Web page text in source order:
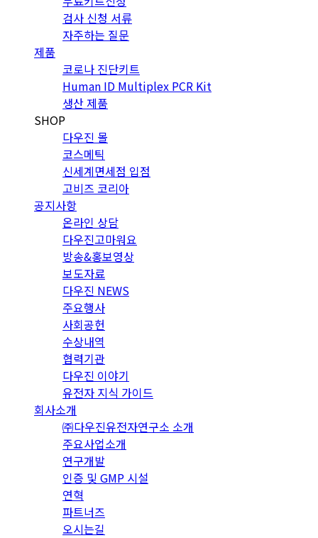
검사 신청 서류
자주하는 질문
제품
코로나 진단키트
Human ID Multiplex PCR Kit
생산 제품
SHOP
다우진 몰
코스메틱
신세계면세점 입점
고비즈 코리아
공지사항
온라인 상담
다우진고마워요
방송&홍보영상
보도자료
다우진 NEWS
주요행사
사회공헌
수상내역
협력기관
다우진 이야기
유전자 지식 가이드
회사소개
㈜다우진유전자연구소 소개
주요사업소개
연구개발
인증 및 GMP 시설
연혁
파트너즈
오시는길